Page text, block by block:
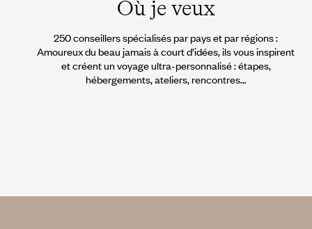
Où je veux
250 conseillers spécialisés par pays et par régions :
Amoureux du beau jamais à court d’idées, ils vous inspirent
et créent un voyage ultra-personnalisé : étapes,
hébergements, ateliers, rencontres…